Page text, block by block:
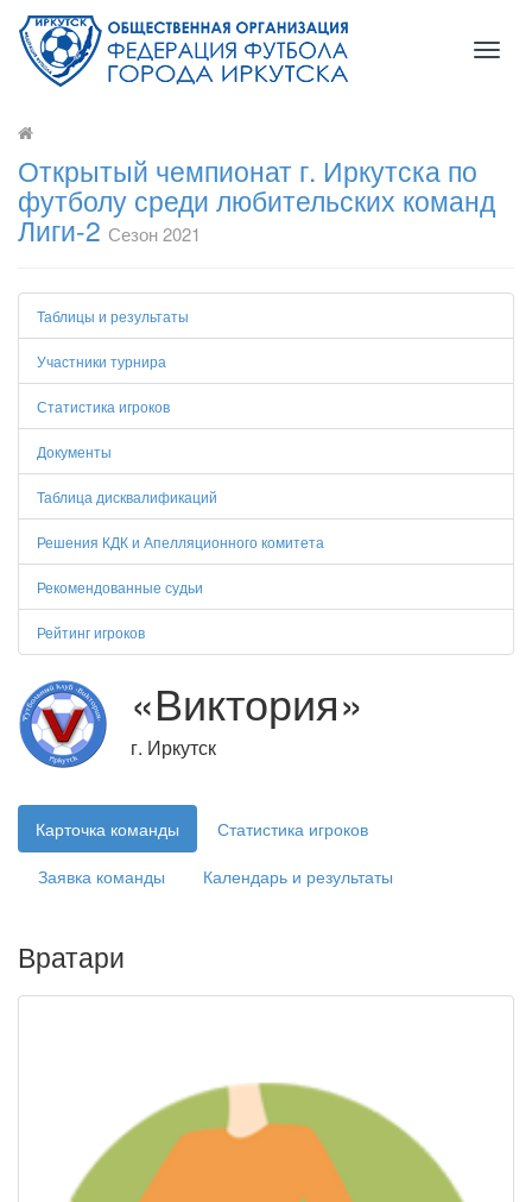
Открытый чемпионат г. Иркутска по
футболу среди любительских команд
Лиги-2 Сезон 2021
Таблицы и результаты
Участники турнира
Статистика игроков
Документы
Таблица дисквалификаций
Решения КДК и Апелляционного комитета
Рекомендованные судьи
Рейтинг игроков
«Виктория»
г. Иркутск
Карточка команды
Статистика игроков
Заявка команды
Календарь и результаты
Вратари